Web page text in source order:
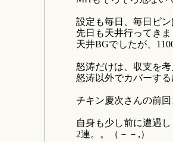
設定も毎日、毎日ピン
先日も天井行ってきま
天井BGでしたが、
怒涛だけは、収支を
怒涛以外でカバーする
チキン慶次さんの前
自身も少し前に遭遇し
2連。。（－－,）